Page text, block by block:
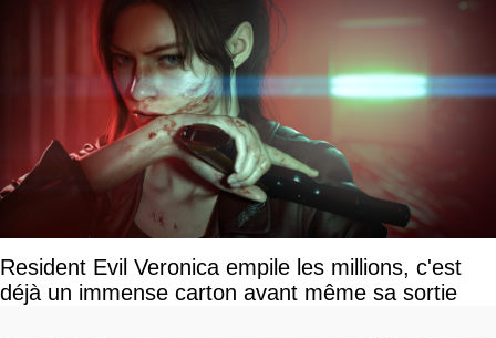
Resident Evil Veronica empile les millions, c'est
déjà un immense carton avant même sa sortie